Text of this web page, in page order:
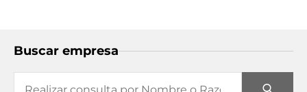
Buscar empresa